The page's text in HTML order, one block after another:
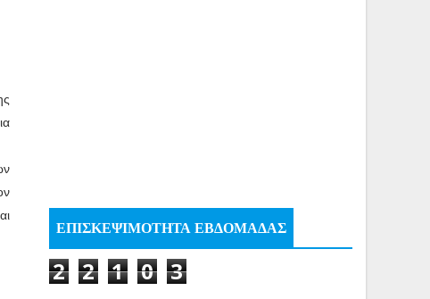
ΕΠΙΣΚΕΨΙΜΟΤΗΤΑ ΕΒΔΟΜΑΔΑΣ
2 2 1 0 3